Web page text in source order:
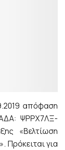
απόφαση
ΨΡΡΧ7ΛΞ-
«Βελτίωση
Πρόκειται για